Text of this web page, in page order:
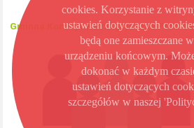
Gminna Komisja Rozwiązywania
cookies. Korzystanie z
ustawień dotyczących
będą one zamieszczane
urządzeniu końcowym.
dokonać w każdym
ustawień dotyczących
szczegółów w naszej